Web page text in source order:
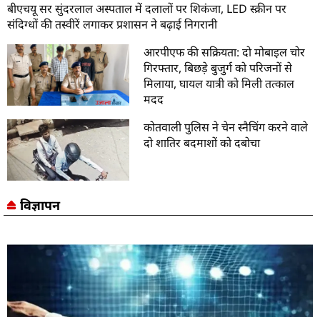
बीएचयू सर सुंदरलाल अस्पताल में दलालों पर शिकंजा, LED स्क्रीन पर
संदिग्धों की तस्वीरें लगाकर प्रशासन ने बढ़ाई निगरानी
आरपीएफ की सक्रियता: दो मोबाइल चोर
गिरफ्तार, बिछड़े बुजुर्ग को परिजनों से
मिलाया, घायल यात्री को मिली तत्काल
मदद
कोतवाली पुलिस ने चेन स्नैचिंग करने वाले
दो शातिर बदमाशों को दबोचा
विज्ञापन